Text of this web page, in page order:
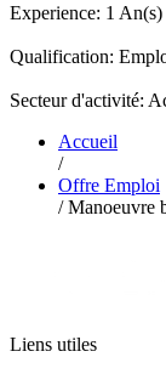
Experience: 1 An(s)
Qualification:
Secteur d'activité:
Accueil
/
Offre Emploi
/ Manoeuvre
Liens utiles